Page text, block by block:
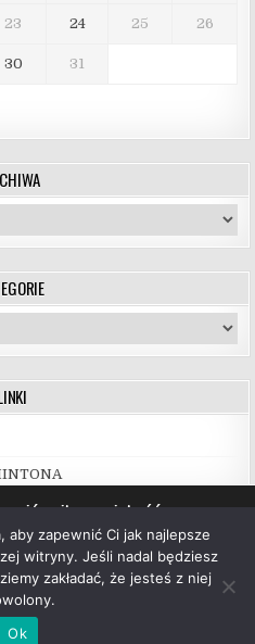
23 24 25 26
30 31
Hubal Białystok
najlepszą jakość
ciasteczka, których
znajdziesz w
aby zapewnić Ci jak najlepsze
witryny. Jeśli nadal będziesz
zakładać, że jesteś z niej
Ok